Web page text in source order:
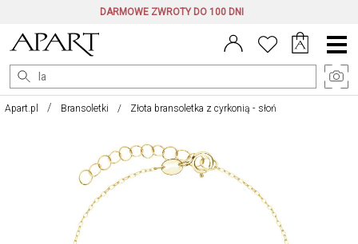
DARMOWE ZWROTY DO 100 DNI
Menu
główne
Apart.pl Bransoletki Złota bransoletka z cyrkonią - słoń